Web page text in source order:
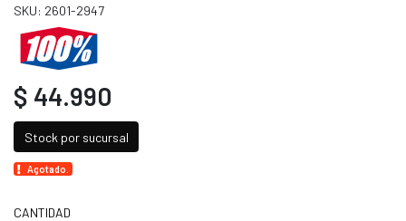
SKU: 2601-2947
$ 44.990
Stock por sucursal
Agotado.
CANTIDAD